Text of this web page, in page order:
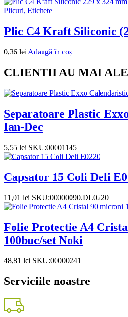
Plicuri, Etichete
Plic C4 Kraft Siliconic
0,36 lei Adaugă în coș
CLIENTII AU MAI
Separatoare Plastic
Ian-Dec
5,55 lei SKU:00001145
Capsator 15 Coli Deli
11,01 lei SKU:00000090.DL0220
Folie Protectie A4
100buc/set Noki
48,81 lei SKU:00000241
Serviciile noastre